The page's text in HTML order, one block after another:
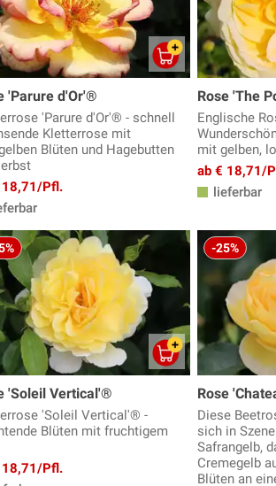
'Parure d'Or'®
'Parure d'Or'® - schnell
Kletterrose mit
Blüten und Hagebutten
18,71/Pfl.
Rose 'The
Englische
mit gelben,
ab € 18,71/
lieferbar
'Soleil Vertical'®
'Soleil Vertical'® -
Blüten mit fruchtigem
18,71/Pfl.
-25%
Rose
Diese
sich in
Safrangelb,
Cremegelb
Blüten an